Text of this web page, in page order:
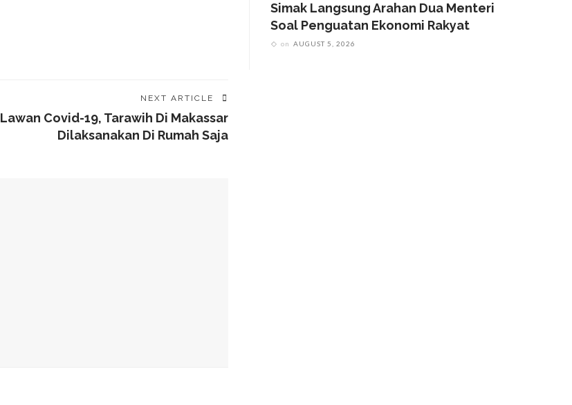
NEXT ARTICLE
Lawan Covid-19, Tarawih Di Makassar
Dilaksanakan Di Rumah Saja
Simak Langsung Arahan Dua Menteri
Soal Penguatan Ekonomi Rakyat
on AUGUST 5, 2026